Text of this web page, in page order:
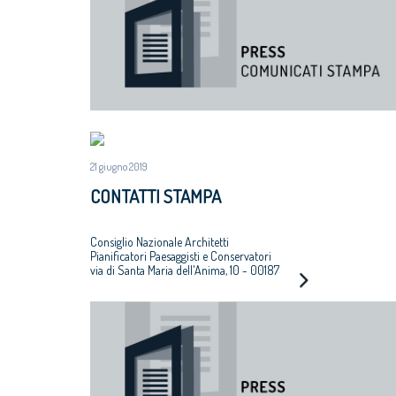
21 giugno 2019
CONTATTI STAMPA
Consiglio Nazionale Architetti
Pianificatori Paesaggisti e Conservatori
via di Santa Maria dell'Anima, 10 - 00187
Tel 06.6889901
Mobile +39 3382366914